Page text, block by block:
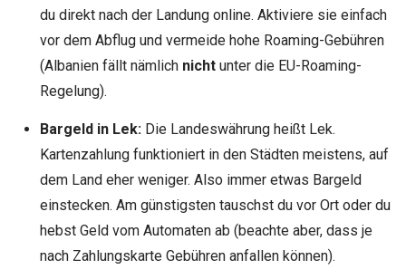
du direkt nach der Landung online. Aktiviere sie einfach
vor dem Abflug und vermeide hohe Roaming-Gebühren
(Albanien fällt nämlich nichtunter die EU-Roaming-
Regelung).
Bargeld in Lek:Die Landeswährung heißt Lek.
Kartenzahlung funktioniert in den Städten meistens, auf
dem Land eher weniger. Also immer etwas Bargeld
einstecken. Am günstigsten tauschst du vor Ort oder du
hebst Geld vom Automaten ab (beachte aber, dass je
nach Zahlungskarte Gebühren anfallen können).